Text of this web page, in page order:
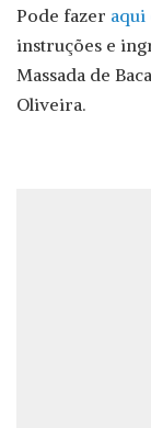
Pode fazer aqui
instruções e
Massada de
Oliveira.